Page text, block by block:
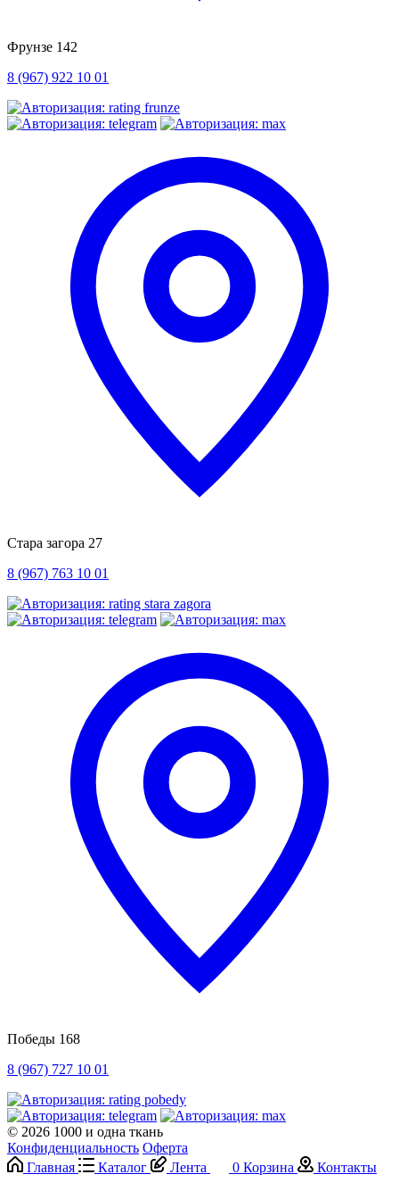
Фрунзе 142
8 (967) 922 10 01
Стара загора 27
8 (967) 763 10 01
Победы 168
8 (967) 727 10 01
© 2026 1000 и одна ткань
Конфиденциальность Оферта
Главная
Каталог Лента 0 Корзина Контакты